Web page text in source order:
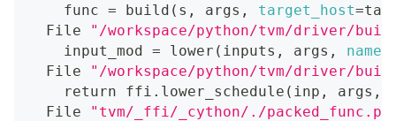
    func
= build ( s, args, target_host=
  File
"/workspace/python/tvm/driver/
    input_mod
= lower ( inputs, args, name
  File
"/workspace/python/tvm/driver/
return ffi.lower_schedule ( inp, args,
  File
"tvm/_ffi/_cython/./